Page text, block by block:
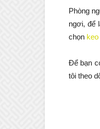
Phòng
ngơi, để
chọn
Để bạn
tôi theo